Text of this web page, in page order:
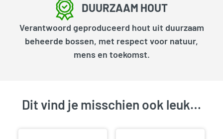
DUURZAAM HOUT
Verantwoord geproduceerd hout uit duurzaam
beheerde bossen, met respect voor natuur,
mens en toekomst.
Dit vind je misschien ook leuk…